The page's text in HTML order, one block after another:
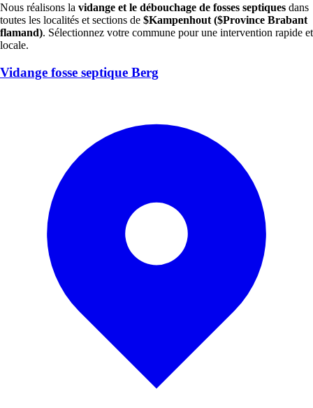
Nous réalisons la vidange et le débouchage de fosses septiques dans
toutes les localités et sections de $Kampenhout ($Province Brabant
flamand). Sélectionnez votre commune pour une intervention rapide et
locale.
Vidange fosse septique Berg